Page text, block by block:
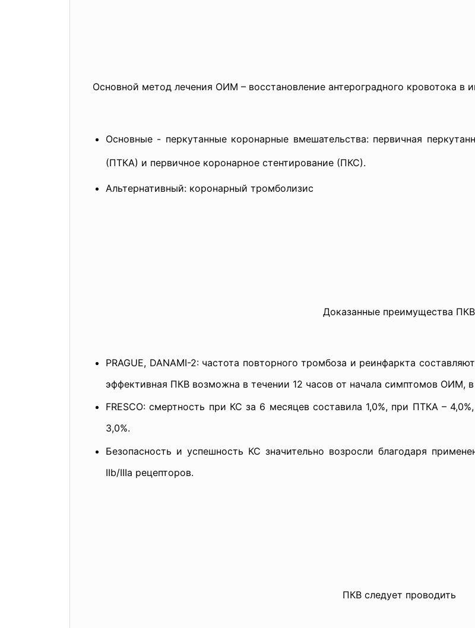
Основной метод лечения ОИМ – восстановление антероградного кровотока
Основные - перкутанные коронарные вмешательства: первичная
(ПТКА) и первичное коронарное стентирование (ПКС).
Альтернативный: коронарный тромболизис
Доказанные преимущества ПКВ
PRAGUE, DANAMI-2: частота повторного тромбоза и реинфаркта
эффективная ПКВ возможна в течении 12 часов от начала симптомов ОИМ,
FRESCO: смертность при КС за 6 месяцев составила 1,0%, при ПТКА –
3,0%.
Безопасность и успешность КС значительно возросли благодаря
IIb/IIIa рецепторов.
ПКВ следует проводить